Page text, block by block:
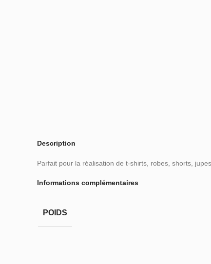
Description
Parfait pour la réalisation de t-shirts, robes, shorts,
Informations complémentaires
POIDS